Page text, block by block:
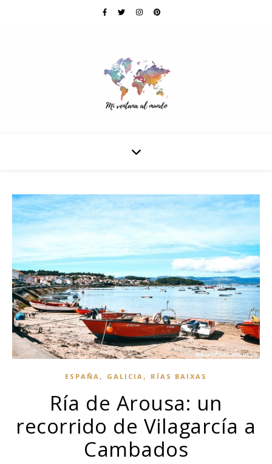
ESPAÑA , GALICIA , RÍAS BAIXAS
Ría de Arousa: un
recorrido de Vilagarcía a
Cambados